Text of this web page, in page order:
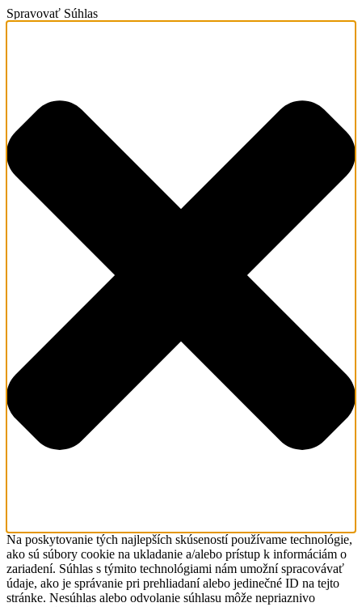
Spravovať Súhlas
Na poskytovanie tých najlepších skúseností používame technológie,
ako sú súbory cookie na ukladanie a/alebo prístup k informáciám o
zariadení. Súhlas s týmito technológiami nám umožní spracovávať
údaje, ako je správanie pri prehliadaní alebo jedinečné ID na tejto
stránke. Nesúhlas alebo odvolanie súhlasu môže nepriaznivo